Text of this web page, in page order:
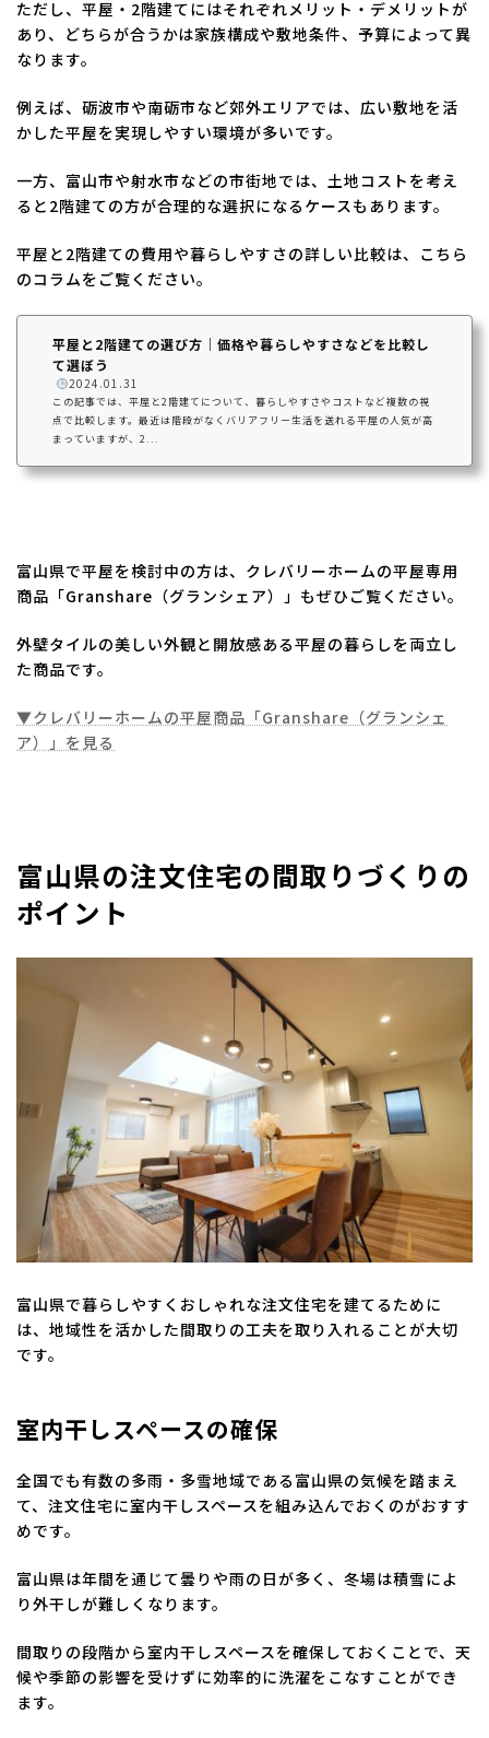
ただし、平屋・2階建てにはそれぞれメリット・デメリットが
あり、どちらが合うかは家族構成や敷地条件、予算によって異
なります。
例えば、砺波市や南砺市など郊外エリアでは、広い敷地を活
かした平屋を実現しやすい環境が多いです。
一方、富山市や射水市などの市街地では、土地コストを考え
ると2階建ての方が合理的な選択になるケースもあります。
平屋と2階建ての費用や暮らしやすさの詳しい比較は、こちら
のコラムをご覧ください。
平屋と2階建ての選び方｜価格や暮らしやすさなどを比較し
て選ぼう
2024.01.31
この記事では、平屋と2階建てについて、暮らしやすさやコストなど複数の視
点で比較します。最近は階段がなくバリアフリー生活を送れる平屋の人気が高
まっていますが、2...
富山県で平屋を検討中の方は、クレバリーホームの平屋専用
商品「Granshare（グランシェア）」もぜひご覧ください。
外壁タイルの美しい外観と開放感ある平屋の暮らしを両立し
た商品です。
▼クレバリーホームの平屋商品「Granshare（グランシェ
ア）」を見る
富山県の注文住宅の間取りづくりの
ポイント
富山県で暮らしやすくおしゃれな注文住宅を建てるために
は、地域性を活かした間取りの工夫を取り入れることが大切
です。
室内干しスペースの確保
全国でも有数の多雨・多雪地域である富山県の気候を踏まえ
て、注文住宅に室内干しスペースを組み込んでおくのがおすす
めです。
富山県は年間を通じて曇りや雨の日が多く、冬場は積雪によ
り外干しが難しくなります。
間取りの段階から室内干しスペースを確保しておくことで、天
候や季節の影響を受けずに効率的に洗濯をこなすことができ
ます。